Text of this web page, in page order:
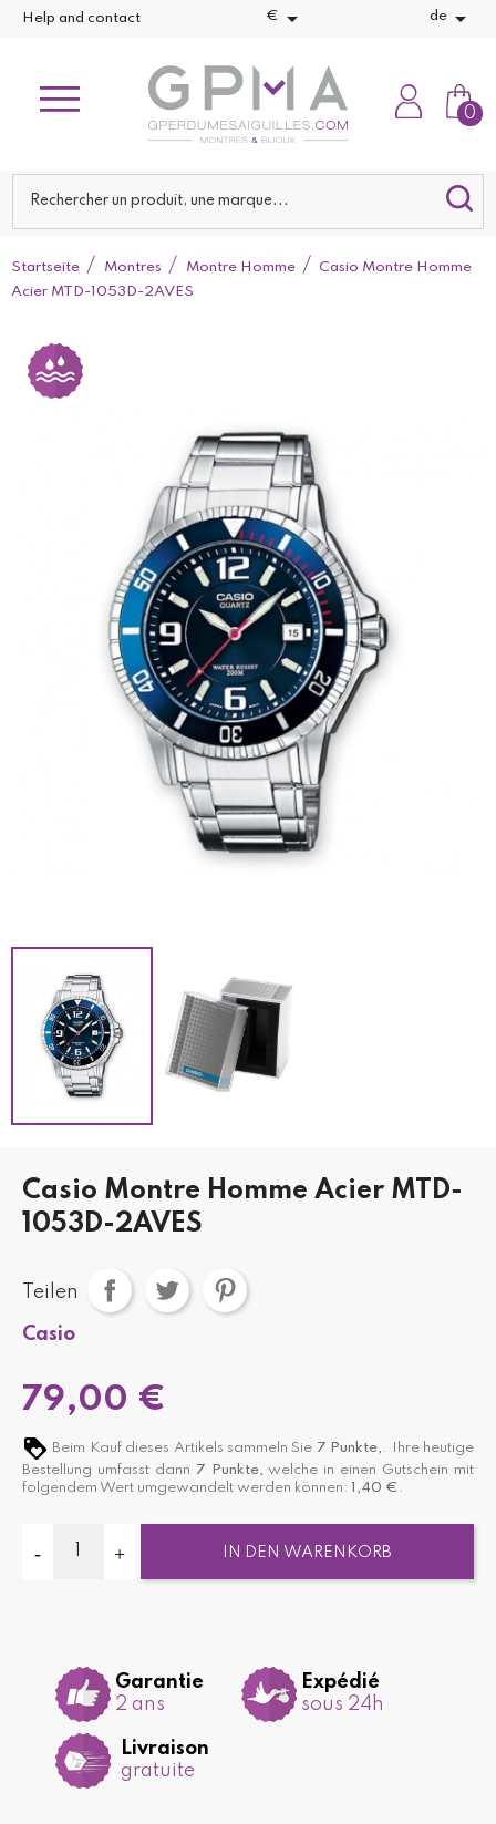
Help and contact €  de 
0
Startseite Montres Montre Homme
Casio Montre Homme
Acier MTD-1053D-2AVES
Casio Montre Homme Acier MTD-
1053D-2AVES
Teilen
Casio
79,00 €
Beim Kauf dieses Artikels sammeln Sie 7 Punkte, . Ihre heutige
Bestellung umfasst dann 7 Punkte, welche in einen Gutschein mit
folgendem Wert umgewandelt werden können: 1,40 € .
IN DEN WARENKORB
Garantie
2 ans
Expédié
sous 24h
Livraison
gratuite